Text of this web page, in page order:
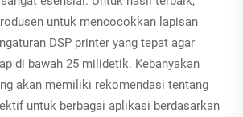
untuk mencocokkan lapisan
DSP printer yang tepat agar
di bawah 25 milidetik. Kebanyakan
akan memiliki rekomendasi tentang
untuk berbagai aplikasi berdasarkan